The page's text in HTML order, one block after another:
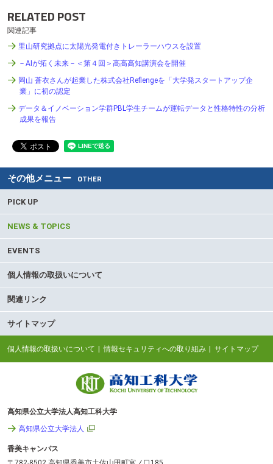
RELATED POST
関連記事
里山研究拠点に太陽光発電付きトレーラーハウスを設置
－AIが拓く未来－＜第４回＞高高高知講演会を開催
岡山 蒼衣さんが起業した株式会社Reflengeを「大学発スタートアップ企
業」に初の認定
データ＆イノベーション学群PBL学生チームが運転データと性格特性の分析
成果を報告
その他メニュー OTHER
PICK UP
NEWS & TOPICS
EVENTS
個人情報の取扱いについて
関連リンク
サイトマップ
個人情報の取扱いについて 情報セキュリティへの取り組み サイトマップ
高知県公立大学法人高知工科大学
高知県公立大学法人
香美キャンパス